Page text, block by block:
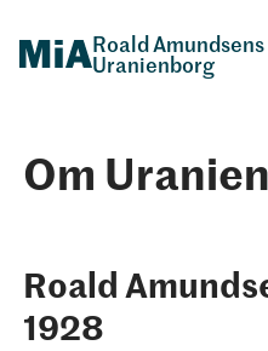
Roald
Uranienborg
Om
Roald
1928